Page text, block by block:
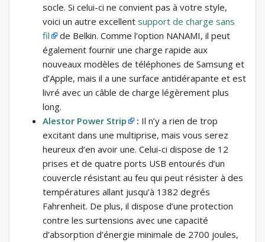
socle. Si celui-ci ne convient pas à votre style,
voici un autre excellent support de charge sans
fil
de Belkin. Comme l’option NANAMI, il peut
également fournir une charge rapide aux
nouveaux modèles de téléphones de Samsung et
d’Apple, mais il a une surface antidérapante et est
livré avec un câble de charge légèrement plus
long.
Alestor Power Strip
: Il n’y a rien de trop
excitant dans une multiprise, mais vous serez
heureux d’en avoir une. Celui-ci dispose de 12
prises et de quatre ports USB entourés d’un
couvercle résistant au feu qui peut résister à des
températures allant jusqu’à 1382 degrés
Fahrenheit. De plus, il dispose d’une protection
contre les surtensions avec une capacité
d’absorption d’énergie minimale de 2700 joules,